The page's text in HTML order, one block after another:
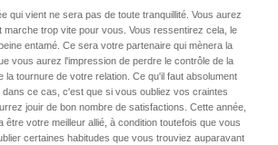
qui vient ne sera pas de toute tranquillité. Vous aurez
marche trop vite pour vous. Vous ressentirez cela, le
entamé. Ce sera votre partenaire qui mènera la
vous aurez l'impression de perdre le contrôle de la
la tournure de votre relation. Ce qu'il faut absolument
ce cas, c'est que si vous oubliez vos craintes
jouir de bon nombre de satisfactions. Cette année,
être votre meilleur allié, à condition toutefois que vous
certaines habitudes que vous trouviez auparavant